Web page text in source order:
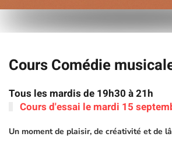
Cours Comédie
Tous les mardis de 19h30 à 21h
Cours d'essai le mardi 15
Un moment de plaisir, de créativité et de